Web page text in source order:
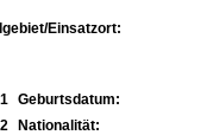
Einsatzort:
1 Geburtsdatum:
2
Nationalität: